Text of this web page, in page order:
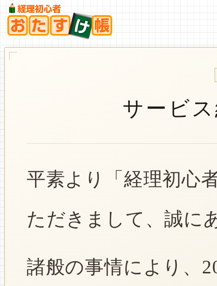
サービ
平素より「経理初心
ただきまして、誠に
諸般の事情により、